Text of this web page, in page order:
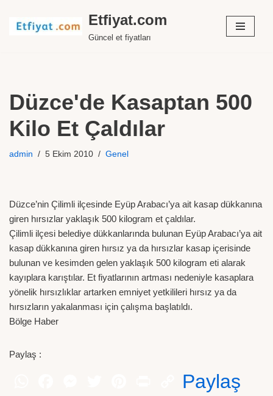
İçeriğe
Etfiyat.com
Güncel et fiyatları
Düzce'de Kasaptan 500
Kilo Et Çaldılar
admin 5 Ekim 2010 Genel
Düzce’nin Çilimli ilçesinde Eyüp Arabacı’ya ait kasap dükkanına
giren hırsızlar yaklaşık 500 kilogram et çaldılar.
Çilimli ilçesi belediye dükkanlarında bulunan Eyüp Arabacı’ya ait
kasap dükkanına giren hırsız ya da hırsızlar kasap içerisinde
bulunan ve kesimden gelen yaklaşık 500 kilogram eti alarak
kayıplara karıştılar. Et fiyatlarının artması nedeniyle kasaplara
yönelik hırsızlıklar artarken emniyet yetkilileri hırsız ya da
hırsızların yakalanması için çalışma başlatıldı.
Bölge Haber
Paylaş :
Paylaş